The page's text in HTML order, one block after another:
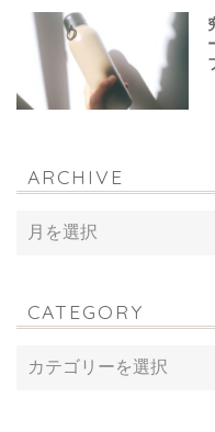
ARCHIVE
CATEGORY